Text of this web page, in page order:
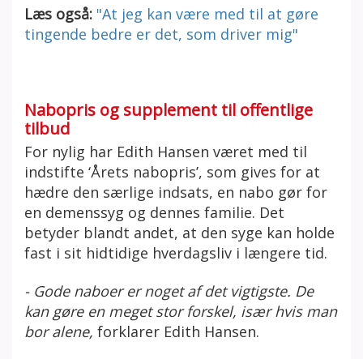
Læs også: "At jeg kan være med til at gøre
tingende bedre er det, som driver mig"
Nabopris og supplement til offentlige
tilbud
For nylig har Edith Hansen været med til
indstifte ‘Årets nabopris’, som gives for at
hædre den særlige indsats, en nabo gør for
en demenssyg og dennes familie. Det
betyder blandt andet, at den syge kan holde
fast i sit hidtidige hverdagsliv i længere tid.
- Gode naboer er noget af det vigtigste. De
kan gøre en meget stor forskel, især hvis man
bor alene, forklarer Edith Hansen.